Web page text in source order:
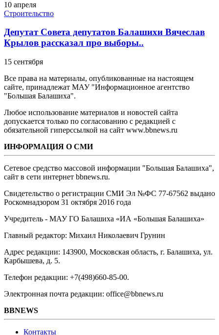
10 апреля
Строительство
Депутат Совета депутатов Балашихи Вячеслав
Крылов рассказал про выборы..
15 сентября
Все права на материалы, опубликованные на настоящем
сайте, принадлежат МАУ "Информационное агентство
"Большая Балашиха".
Любое использование материалов и новостей сайта
допускается только по согласованию с редакцией с
обязательной гиперссылкой на сайт www.bbnews.ru
ИНФОРМАЦИЯ О СМИ
Сетевое средство массовой информации "Большая Балашиха",
сайт в сети интернет bbnews.ru.
Свидетельство о регистрации СМИ Эл №ФС ‎77-67562 выдано
Роскомнадзором 31 октября 2016 года
Учредитель - МАУ ГО Балашиха «ИА «Большая Балашиха»
Главный редактор: Михаил Николаевич Грунин
Адрес редакции: 143900, Московская область, г. Балашиха, ул.
Карбышева, д. 5.
Телефон редакции: +7(498)660-85-00.
Электронная почта редакции: office@bbnews.ru
BBNEWS
Контакты